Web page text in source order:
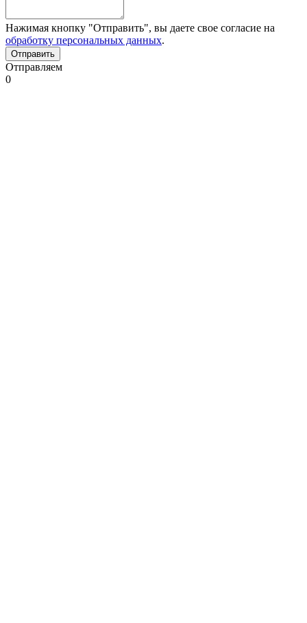
Нажимая кнопку "Отправить", вы даете свое согласие на
обработку персональных данных.
Отправляем
0